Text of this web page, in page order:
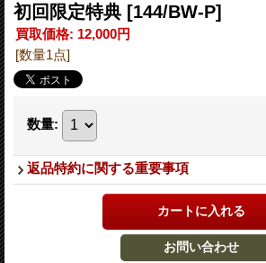
初回限定特典 [144/BW-P]
買取価格: 12,000円
[数量1点]
数量:
返品特約に関する重要事項